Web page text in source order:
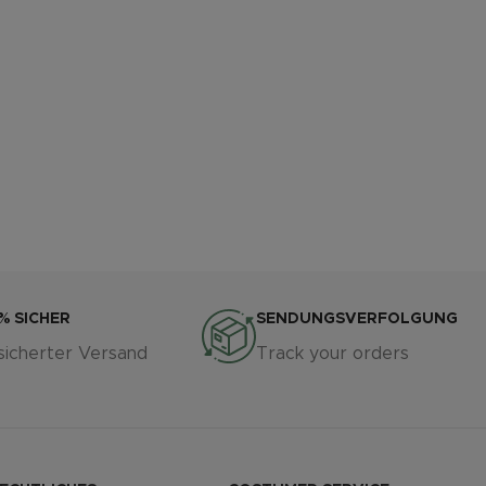
SICHER
Versand
SENDUNGSVERFOLGUNG
Track your orders